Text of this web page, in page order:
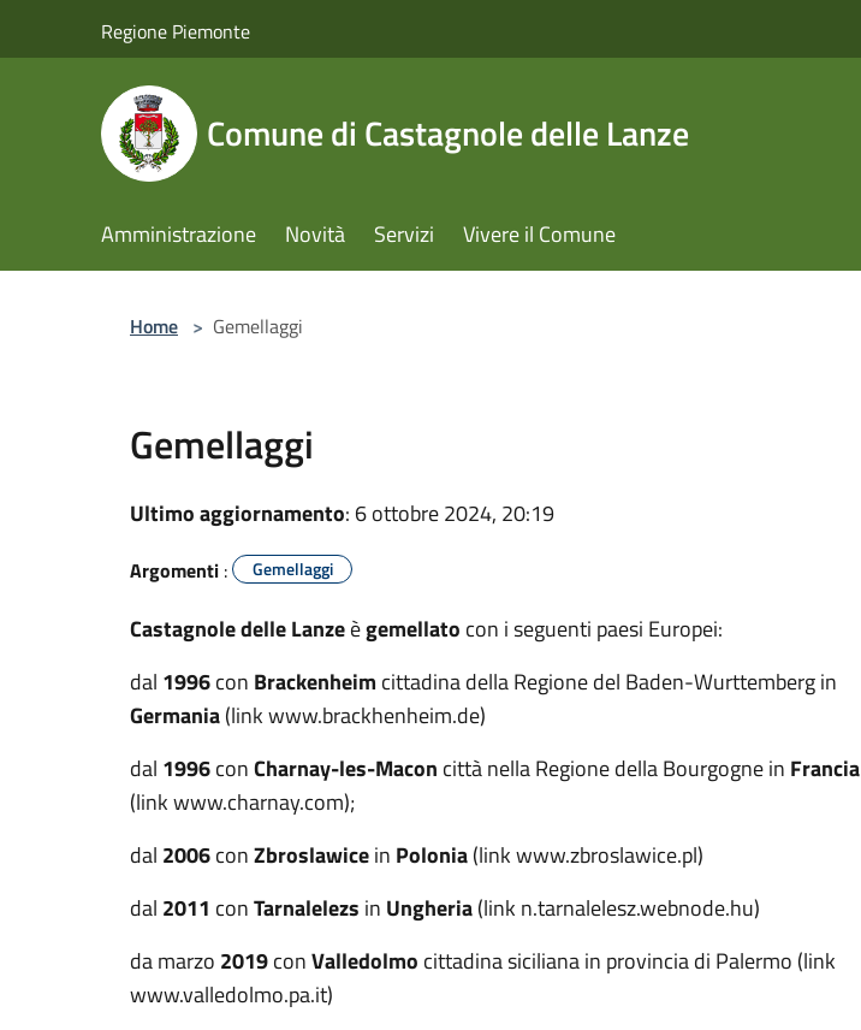
Regione Piemonte
Comune di Castagnole delle Lanze
Amministrazione Novità Servizi Vivere il Comune
Home > Gemellaggi
Gemellaggi
Ultimo aggiornamento: 6 ottobre 2024, 20:19
Argomenti : Gemellaggi
Castagnole delle Lanzeègemellato con i seguenti paesi Europei:
dal 1996con Brackenheim cittadina della Regione del Baden-Wurttemberg in
Germania(link www.brackhenheim.de)
dal 1996conCharnay-les-Macon città nella Regione della Bourgogne in Francia
(link www.charnay.com);
dal 2006conZbroslawicein Polonia(link www.zbroslawice.pl)
dal 2011 conTarnalelezs in Ungheria(link n.tarnalelesz.webnode.hu)
da marzo 2019conValledolmo cittadina siciliana in provincia di Palermo (link
www.valledolmo.pa.it)